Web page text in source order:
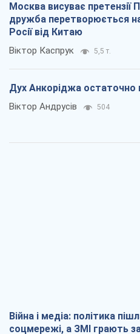
Москва висуває претензії
дружба перетворюється
Росії від Китаю
Віктор Каспрук 5,5 т.
Дух Анкоріджа остаточно
Віктор Андрусів 504
Війна і медіа: політика
соцмережі, а ЗМІ грають